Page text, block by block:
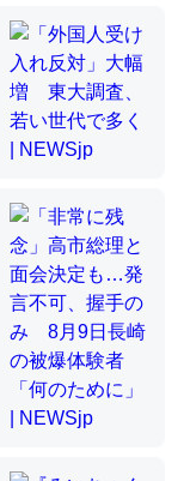
った。調べたら
程度。
はなぜ海にいな
してて両方に不
て面白い。海に
ルシウムを使わ
のか？